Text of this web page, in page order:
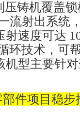
压铸机覆盖
流射出系统
速度可达
环技术，可
机型主要针
件项目稳步